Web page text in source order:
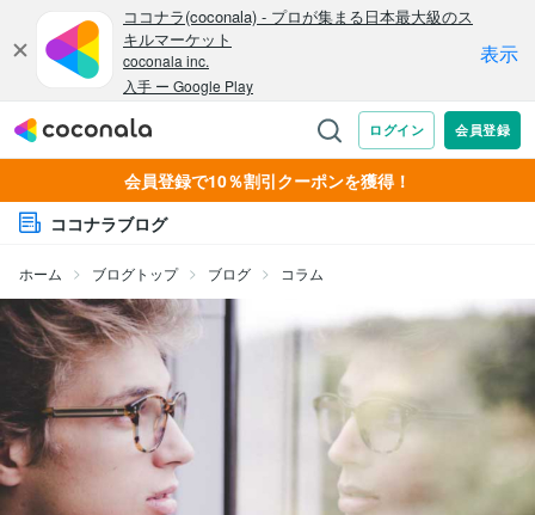
会員登録で10％割引クーポンを獲得！
ココナラブログ
ホーム ブログトップ ブログ コラム